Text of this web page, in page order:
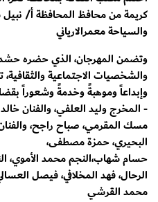
كريمة من محافظ المحافظة أ/ نبيل
والسياحة معمرالارياني
وتضمن المهرجان، الذي حضره
والشخصيات الاجتماعية والثقافية،
وإبداعاً وموهبةً وخدمةً وشعوراً
- المخرج وليد العلفي، والفنان خالد
مسك المقرمي، صباح راجح،
البحيري، حمزة مصطفى،
حسام شهاب،النجم محمد الأموي،
الرحال، فهد المخلافي، فيصل
محمد القرشي